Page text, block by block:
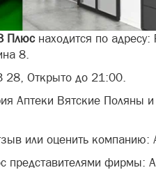
Плюс находится по
8.
Открыто до 21:00.
Аптеки Вятские Поляны
или оценить
представителями фирмы: